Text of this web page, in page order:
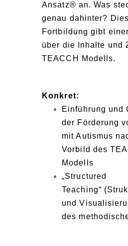
Ansatz® an. Was
genau dahinter?
Fortbildung gibt
über die Inhalte und
TEACCH Modells.
Konkret:
Einführung und
der Förderung
mit Autismus
Vorbild des
Modells
„Structured
Teaching“
und
des